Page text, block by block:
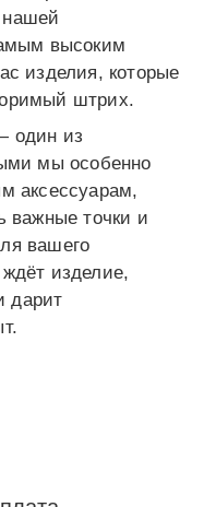
высоким
изделия, которые
штрих.
один из
мы особенно
аксессуарам,
важные точки и
вашего
изделие,
дарит